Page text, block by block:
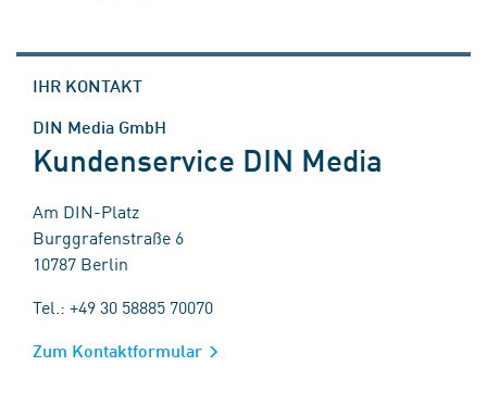
IHR KONTAKT
DIN Media GmbH
Kundenservice DIN Media
Am DIN-Platz
Burggrafenstraße 6
10787 Berlin
Tel.: +49 30 58885 70070
Zum Kontaktformular